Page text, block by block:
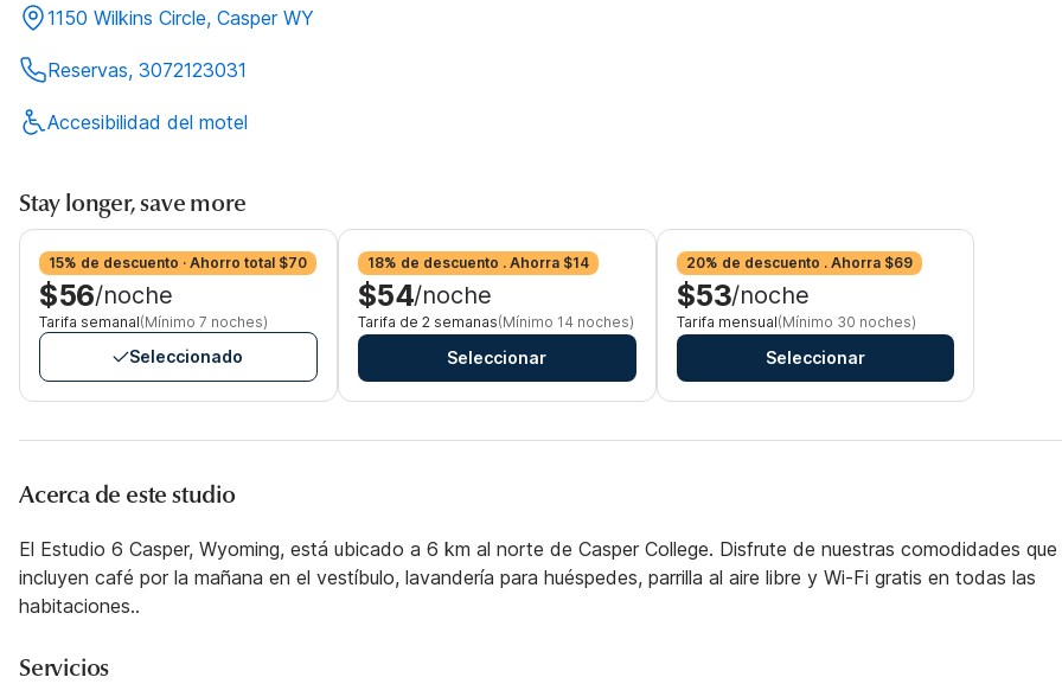
1150 Wilkins Circle, Casper WY
Reservas, 3072123031
Accesibilidad del motel
Stay longer, save more
15% de descuento · Ahorro total $70
$56/noche
Tarifa semanal(Mínimo 7 noches)
Seleccionado
18% de descuento . Ahorra $14
$54/noche
Tarifa de 2 semanas(Mínimo 14 noches)
Seleccionar
20% de descuento . Ahorra $69
$53/noche
Tarifa mensual(Mínimo 30 noches)
Seleccionar
Acerca de este studio
El Estudio 6 Casper, Wyoming, está ubicado a 6 km al norte de Casper College. Disfrute de nuestras comodidades que
incluyen café por la mañana en el vestíbulo, lavandería para huéspedes, parrilla al aire libre y Wi-Fi gratis en todas las
habitaciones..
Servicios